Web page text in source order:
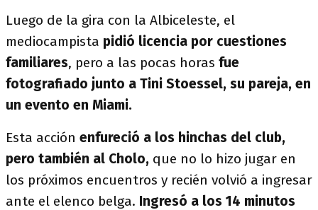
Luego de la gira con la Albiceleste, el
mediocampista pidió licencia por cuestiones
familiares, pero a las pocas horas fue
fotografiado junto a Tini Stoessel, su pareja, en
un evento en Miami.
Esta acción enfureció a los hinchas del club,
pero también al Cholo, que no lo hizo jugar en
los próximos encuentros y recién volvió a ingresar
ante el elenco belga. Ingresó a los 14 minutos